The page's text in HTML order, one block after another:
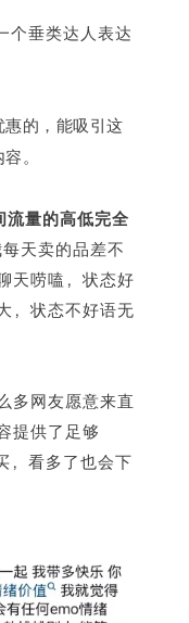
个垂类达人表达
的，能吸引这
。
量的高低完全
每天卖的品差不
天唠嗑，状态好
，状态不好语无
多网友愿意来直
提供了足够
，看多了也会下